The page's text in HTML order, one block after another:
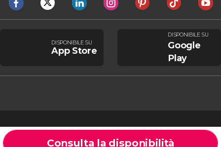
Consulta la disponibilità
DISPONIBILE SU
App Store
DISPONIBILE SU
Google
Play